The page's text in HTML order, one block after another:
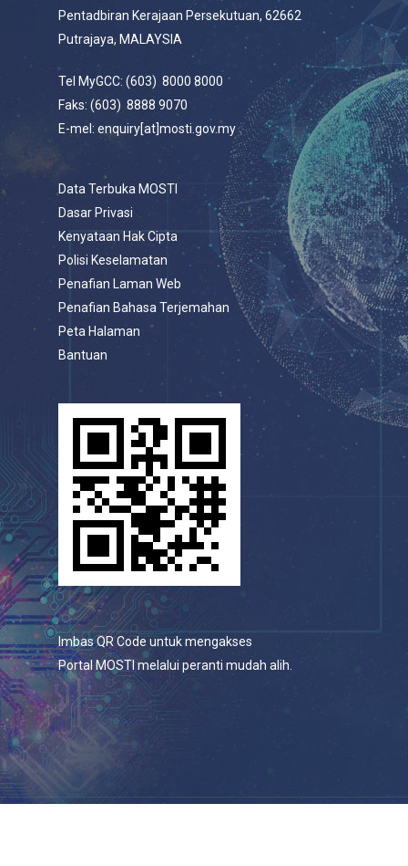
Pentadbiran Kerajaan Persekutuan, 62662
Putrajaya, MALAYSIA
Tel MyGCC: (603) 8000 8000
Faks: (603) 8888 9070
E-mel: enquiry[at]mosti.gov.my
Data Terbuka MOSTI
Dasar Privasi
Kenyataan Hak Cipta
Polisi Keselamatan
Penafian Laman Web
Penafian Bahasa Terjemahan
Peta Halaman
Bantuan
Imbas QR Code untuk mengakses
Portal MOSTI melalui peranti mudah alih.